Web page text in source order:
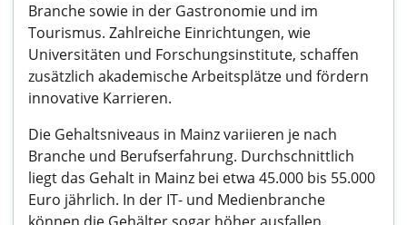
Branche sowie in der Gastronomie und im
Tourismus. Zahlreiche Einrichtungen, wie
Universitäten und Forschungsinstitute, schaffen
zusätzlich akademische Arbeitsplätze und fördern
innovative Karrieren.
Die Gehaltsniveaus in Mainz variieren je nach
Branche und Berufserfahrung. Durchschnittlich
liegt das Gehalt in Mainz bei etwa 45.000 bis 55.000
Euro jährlich. In der IT- und Medienbranche